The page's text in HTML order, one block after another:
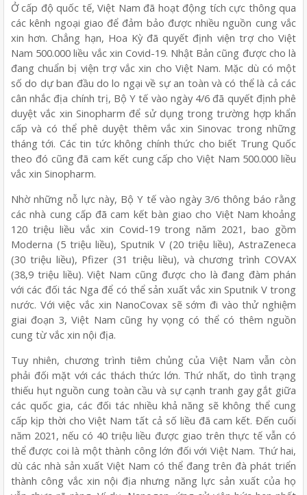
Ở cấp độ quốc tế, Việt Nam đã hoạt động tích cực thông qua
các kênh ngoại giao để đảm bảo được nhiều nguồn cung vắc
xin hơn. Chẳng hạn, Hoa Kỳ đã quyết định viện trợ cho Việt
Nam 500.000 liều vắc xin Covid-19. Nhật Bản cũng được cho là
đang chuẩn bị viện trợ vắc xin cho Việt Nam. Mặc dù có một
số do dự ban đầu do lo ngại về sự an toàn và có thể là cả các
cân nhắc địa chính trị, Bộ Y tế vào ngày 4/6 đã quyết định phê
duyệt vắc xin Sinopharm để sử dụng trong trường hợp khẩn
cấp và có thể phê duyệt thêm vắc xin Sinovac trong những
tháng tới. Các tin tức không chính thức cho biết Trung Quốc
theo đó cũng đã cam kết cung cấp cho Việt Nam 500.000 liều
vắc xin Sinopharm.
Nhờ những nỗ lực này, Bộ Y tế vào ngày 3/6 thông báo rằng
các nhà cung cấp đã cam kết bàn giao cho Việt Nam khoảng
120 triệu liều vắc xin Covid-19 trong năm 2021, bao gồm
Moderna (5 triệu liều), Sputnik V (20 triệu liều), AstraZeneca
(30 triệu liều), Pfizer (31 triệu liều), và chương trình COVAX
(38,9 triệu liều). Việt Nam cũng được cho là đang đàm phán
với các đối tác Nga để có thể sản xuất vắc xin Sputnik V trong
nước. Với việc vắc xin NanoCovax sẽ sớm đi vào thử nghiệm
giai đoạn 3, Việt Nam cũng hy vọng có thể có thêm nguồn
cung từ vắc xin nội địa.
Tuy nhiên, chương trình tiêm chủng của Việt Nam vẫn còn
phải đối mặt với các thách thức lớn. Thứ nhất, do tình trạng
thiếu hụt nguồn cung toàn cầu và sự cạnh tranh gay gắt giữa
các quốc gia, các đối tác nhiều khả năng sẽ không thể cung
cấp kịp thời cho Việt Nam tất cả số liều đã cam kết. Đến cuối
năm 2021, nếu có 40 triệu liều được giao trên thực tế vẫn có
thể được coi là một thành công lớn đối với Việt Nam. Thứ hai,
dù các nhà sản xuất Việt Nam có thể đang trên đà phát triển
thành công vắc xin nội địa nhưng năng lực sản xuất của họ